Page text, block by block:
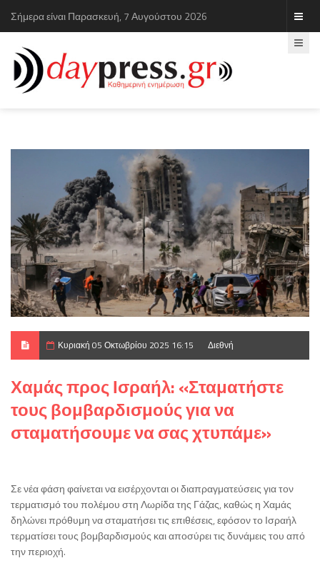
Σήμερα είναι Παρασκευή, 7 Αυγούστου 2026
Κυριακή 05 Οκτωβρίου 2025 16:15 Διεθνή
Χαμάς προς Ισραήλ: «Σταματήστε
τους βομβαρδισμούς για να
σταματήσουμε να σας χτυπάμε»
Σε νέα φάση φαίνεται να εισέρχονται οι διαπραγματεύσεις για τον
τερματισμό του πολέμου στη Λωρίδα της Γάζας, καθώς η Χαμάς
δηλώνει πρόθυμη να σταματήσει τις επιθέσεις, εφόσον το Ισραήλ
τερματίσει τους βομβαρδισμούς και αποσύρει τις δυνάμεις του από
την περιοχή.